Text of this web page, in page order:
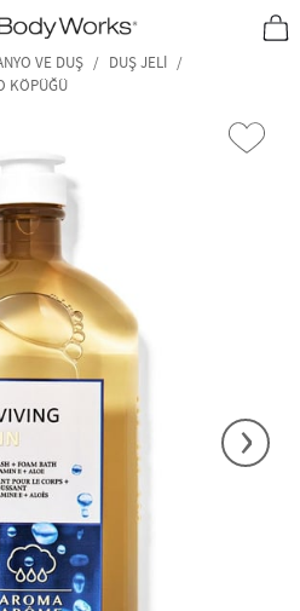
*Promosyon Detayları
VE DUŞ
DUŞ JELI
KÖPÜĞÜ
›